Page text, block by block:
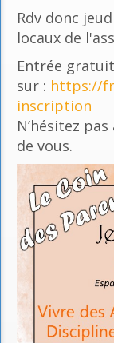
Rdv donc
locaux de
Entrée
sur : https://
inscription
N’hésitez
de vous.